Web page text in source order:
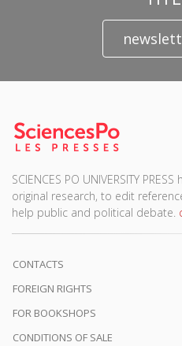
SCIENCES PO UNIVERSITY
original research, to edit
help public and political debate.
CONTACTS
FOREIGN RIGHTS
FOR BOOKSHOPS
CONDITIONS OF SALE